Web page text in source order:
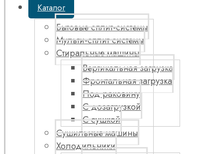
Каталог
Бытовые сплит-системы
Мульти-сплит системы
Стиральные машины
Вертикальная загрузка
Фронтальная загрузка
Под раковину
С дозагрузкой
С сушкой
Сушильные машины
Холодильники